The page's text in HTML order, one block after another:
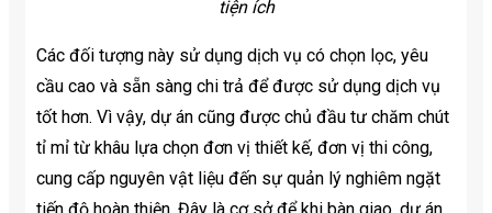
tiện ích
Các đối tượng này sử dụng dịch vụ có chọn lọc, yêu
cầu cao và sẵn sàng chi trả để được sử dụng dịch vụ
tốt hơn. Vì vậy, dự án cũng được chủ đầu tư chăm chút
tỉ mỉ từ khâu lựa chọn đơn vị thiết kế, đơn vị thi công,
cung cấp nguyên vật liệu đến sự quản lý nghiêm ngặt